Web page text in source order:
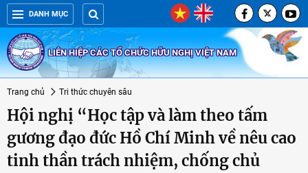
DANH MỤC
LIÊN HIỆP CÁC TỔ CHỨC HỮU NGHỊ VIỆT NAM
Trang chủ Tri thức chuyên sâu
Hội nghị “Học tập và làm theo tấm
gương đạo đức Hồ Chí Minh về nêu cao
tinh thần trách nhiệm, chống chủ